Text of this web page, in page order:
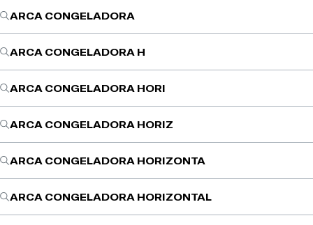
ARCA CONGELADORA
ARCA CONGELADORA H
ARCA CONGELADORA HORI
ARCA CONGELADORA HORIZ
ARCA CONGELADORA HORIZONTA
ARCA CONGELADORA HORIZONTAL